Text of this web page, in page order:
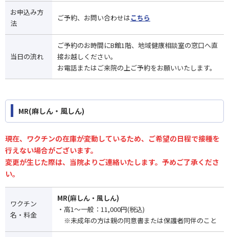
お申込み方
法
ご予約、お問い合わせはこちら
当日の流れ
ご予約のお時間にB館1階、地域健康相談室の窓口へ直
接お越しください。
お電話またはご来院の上ご予約をお願いいたします。
MR(麻しん・風しん)
現在、ワクチンの在庫が変動しているため、ご希望の日程で接種を
行えない場合がございます。
変更が生じた際は、当院よりご連絡いたします。予めご了承くださ
い。
ワクチン
名・料金
MR(麻しん・風しん)
・高1〜一般：11,000円(税込)
※未成年の方は親の同意書または保護者同伴のこと